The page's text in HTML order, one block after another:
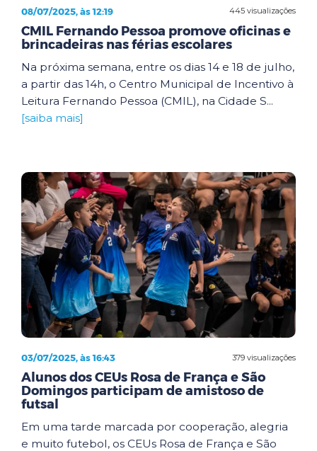
445 visualizações
08/07/2025, às 12:19
CMIL Fernando Pessoa promove oficinas e
brincadeiras nas férias escolares
Na próxima semana, entre os dias 14 e 18 de julho,
a partir das 14h, o Centro Municipal de Incentivo à
Leitura Fernando Pessoa (CMIL), na Cidade S...
[saiba mais]
379 visualizações
03/07/2025, às 16:43
Alunos dos CEUs Rosa de França e São
Domingos participam de amistoso de
futsal
Em uma tarde marcada por cooperação, alegria
e muito futebol, os CEUs Rosa de França e São